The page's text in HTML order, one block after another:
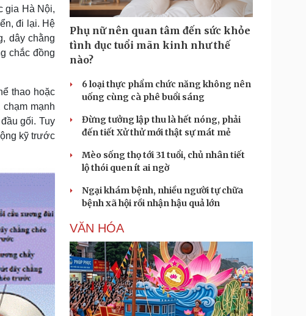
Vì cộng đồng
Chuyển đổi số
Du lịch
Tư vấn
Podcast
Cửa sổ tình yêu
Kể chuyện cho bé
Hạt giống tâm hồn
gia Hà Nội,
đi lại. Hệ
dây chằng
chắc đồng
thao hoặc
mạnh
gối. Tuy
kỹ trước
Phụ nữ nên quan tâm đến sức khỏe
tình dục tuổi mãn kinh như thế
nào?
6 loại thực phẩm chức năng không nên
uống cùng cà phê buổi sáng
Đừng tưởng lập thu là hết nóng, phải
đến tiết Xử thử mới thật sự mát mẻ
Mèo sống thọ tới 31 tuổi, chủ nhân tiết
lộ thói quen ít ai ngờ
Ngại khám bệnh, nhiều người tự chữa
bệnh xã hội rồi nhận hậu quả lớn
VĂN HÓA